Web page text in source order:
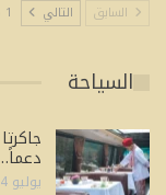
السابق التالي 1 من 1٬629
السياحة
يوليو 24, 2026